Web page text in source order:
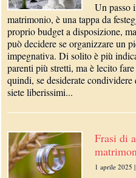
Un passo
matrimonio, è una tappa da
proprio budget a disposizione,
può decidere se organizzare un
impegnativa. Di solito è più
parenti più stretti, ma è lecito
quindi, se desiderate
siete liberissimi...
Frasi di
1 aprile 2025